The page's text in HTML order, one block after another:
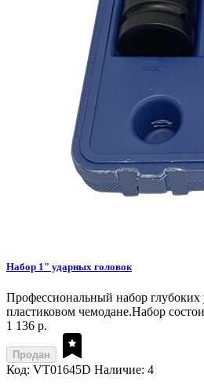
Набор 1" ударных головок
Профессиональный набор глубоких
пластиковом чемодане.Набор
1 136 р.
Продан
Код: VT01645D Наличие: 4